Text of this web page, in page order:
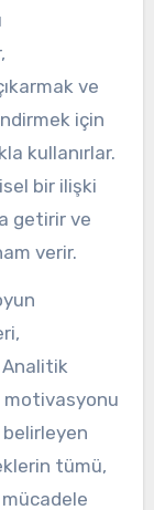
ve
için
kullanırlar.
bir ilişki
getirir ve
verir.
Analitik
motivasyonu
belirleyen
tümü,